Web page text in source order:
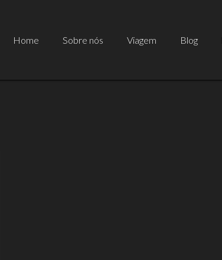
Home Sobre nós Viagem Blog